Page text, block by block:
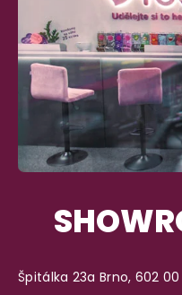
Špitálka 23a Brno, 602 00